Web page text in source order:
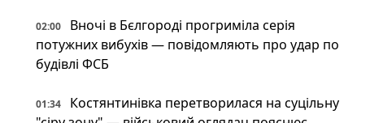
02:00
Вночі в Бєлгороді прогриміла серія
потужних вибухів — повідомляють про удар по
будівлі ФСБ
01:34
Костянтинівка перетворилася на суцільну